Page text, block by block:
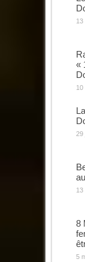
13
«
10
29
13
8
5